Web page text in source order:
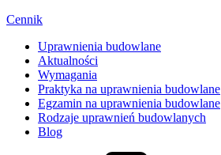
Cennik
Uprawnienia budowlane
Aktualności
Wymagania
Praktyka na uprawnienia budowlane
Egzamin na uprawnienia budowlane
Rodzaje uprawnień budowlanych
Blog